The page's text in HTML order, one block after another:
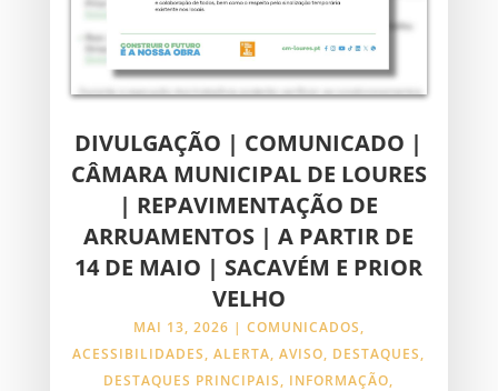
DIVULGAÇÃO | COMUNICADO |
CÂMARA MUNICIPAL DE LOURES
| REPAVIMENTAÇÃO DE
ARRUAMENTOS | A PARTIR DE
14 DE MAIO | SACAVÉM E PRIOR
VELHO
MAI 13, 2026 | COMUNICADOS,
ACESSIBILIDADES,ALERTA,AVISO, DESTAQUES,
DESTAQUES PRINCIPAIS, INFORMAÇÃO,